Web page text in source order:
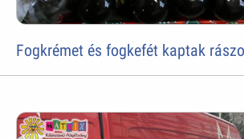
Fogkrémet és fogkefét kaptak